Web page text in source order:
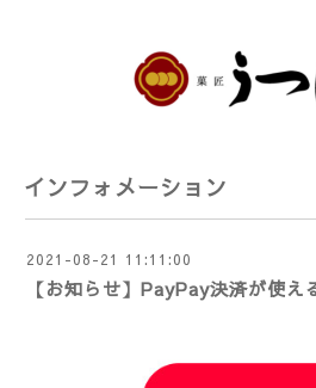
インフォメーション
2021-08-21 11:11:00
【お知らせ】PayPay決済が使え